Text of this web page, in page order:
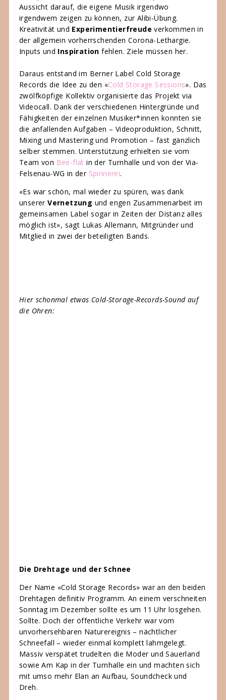
Aussicht darauf, die eigene Musik irgendwo
irgendwem zeigen zu können, zur Alibi-Übung.
Kreativität und Experimentierfreude verkommen in
der allgemein vorherrschenden Corona-Lethargie.
Inputs und Inspiration fehlen. Ziele müssen her.
Daraus entstand im Berner Label Cold Storage
Records die Idee zu den «Cold Storage Sessions». Das
zwölfköpfige Kollektiv organisierte das Projekt via
Videocall. Dank der verschiedenen Hintergründe und
Fähigkeiten der einzelnen Musiker*innen konnten sie
die anfallenden Aufgaben – Videoproduktion, Schnitt,
Mixing und Mastering und Promotion – fast gänzlich
selber stemmen. Unterstützung erhielten sie vom
Team von Bee-flat in der Turnhalle und von der Via-
Felsenau-WG in der Spinnerei.
«Es war schön, mal wieder zu spüren, was dank
unsererVernetzung und engen Zusammenarbeit im
gemeinsamen Label sogar in Zeiten der Distanz alles
möglich ist», sagt Lukas Allemann, Mitgründer und
Mitglied in zwei der beteiligten Bands.
Hier schonmal etwas Cold-Storage-Records-Sound auf
die Ohren:
Die Drehtage und der Schnee
Der Name «Cold Storage Records» war an den beiden
Drehtagen definitiv Programm. An einem verschneiten
Sonntag im Dezember sollte es um 11 Uhr losgehen.
Sollte. Doch der öffentliche Verkehr war vom
unvorhersehbaren Naturereignis – nächtlicher
Schneefall – wieder einmal komplett lahmgelegt.
Massiv verspätet trudelten die Moder und Sauerland
sowie Am Kap in der Turnhalle ein und machten sich
mit umso mehr Elan an Aufbau, Soundcheck und
Dreh.